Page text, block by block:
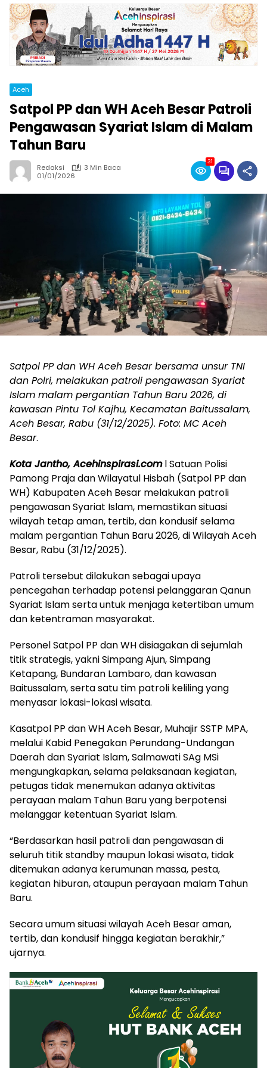
Aceh
Satpol PP dan WH Aceh Besar Patroli
Pengawasan Syariat Islam di Malam
Tahun Baru
Redaksi
3 Min Baca
01/01/2026
31
Satpol PP dan WH Aceh Besar bersama unsur TNI
dan Polri, melakukan patroli pengawasan Syariat
Islam malam pergantian Tahun Baru 2026, di
kawasan Pintu Tol Kajhu, Kecamatan Baitussalam,
Aceh Besar, Rabu (31/12/2025). Foto: MC Aceh
Besar.
Kota Jantho, Acehinspirasi.coml Satuan Polisi
Pamong Praja dan Wilayatul Hisbah (Satpol PP dan
WH) Kabupaten Aceh Besar melakukan patroli
pengawasan Syariat Islam, memastikan situasi
wilayah tetap aman, tertib, dan kondusif selama
malam pergantian Tahun Baru 2026, di Wilayah Aceh
Besar, Rabu (31/12/2025).
Patroli tersebut dilakukan sebagai upaya
pencegahan terhadap potensi pelanggaran Qanun
Syariat Islam serta untuk menjaga ketertiban umum
dan ketentraman masyarakat.
Personel Satpol PP dan WH disiagakan di sejumlah
titik strategis, yakni Simpang Ajun, Simpang
Ketapang, Bundaran Lambaro, dan kawasan
Baitussalam, serta satu tim patroli keliling yang
menyasar lokasi-lokasi wisata.
Kasatpol PP dan WH Aceh Besar, Muhajir SSTP MPA,
melalui Kabid Penegakan Perundang-Undangan
Daerah dan Syariat Islam, Salmawati SAg MSi
mengungkapkan, selama pelaksanaan kegiatan,
petugas tidak menemukan adanya aktivitas
perayaan malam Tahun Baru yang berpotensi
melanggar ketentuan Syariat Islam.
“Berdasarkan hasil patroli dan pengawasan di
seluruh titik standby maupun lokasi wisata, tidak
ditemukan adanya kerumunan massa, pesta,
kegiatan hiburan, ataupun perayaan malam Tahun
Baru.
Secara umum situasi wilayah Aceh Besar aman,
tertib, dan kondusif hingga kegiatan berakhir,”
ujarnya.